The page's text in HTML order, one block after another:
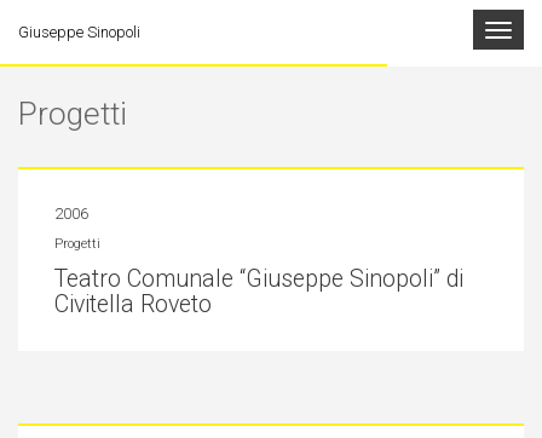
Toggle
Giuseppe Sinopoli
Progetti
2006
Progetti
Teatro Comunale “Giuseppe Sinopoli” di
Civitella Roveto